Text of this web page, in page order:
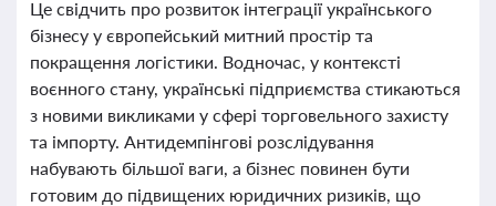
Це свідчить про розвиток інтеграції українського
бізнесу у європейський митний простір та
покращення логістики. Водночас, у контексті
воєнного стану, українські підприємства стикаються
з новими викликами у сфері торговельного захисту
та імпорту. Антидемпінгові розслідування
набувають більшої ваги, а бізнес повинен бути
готовим до підвищених юридичних ризиків, що